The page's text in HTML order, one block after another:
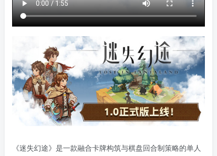
《迷失幻途》是一款融合卡牌构筑与棋盘回合制策略的单人